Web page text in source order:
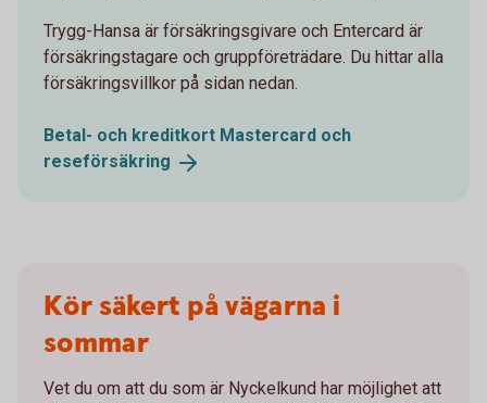
Trygg-Hansa är försäkringsgivare och Entercard är
försäkringstagare och gruppföreträdare. Du hittar alla
försäkringsvillkor på sidan nedan.
Betal- och kreditkort Mastercard och
reseförsäkring
Kör säkert på vägarna i
sommar
Vet du om att du som är Nyckelkund har möjlighet att